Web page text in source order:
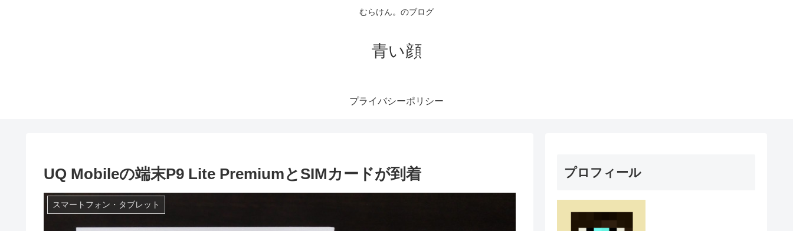
むらけん。のブログ
青い顔
プライバシーポリシー
UQ Mobileの端末P9 Lite PremiumとSIMカードが到着
スマートフォン・タブレット
プロフィール